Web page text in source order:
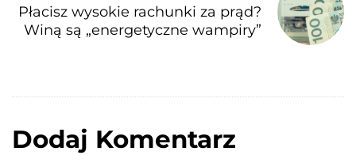
Płacisz wysokie rachunki za prąd?
Winą są „energetyczne wampiry”
Dodaj Komentarz